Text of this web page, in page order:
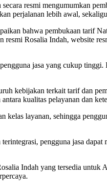
resmi mengumumkan
perjalanan lebih awal,
bahwa pembukaan tarif
resmi Rosalia Indah, website
jasa yang cukup
kebijakan terkait tarif dan
kualitas pelayanan dan
layanan, sehingga
pengguna jasa
Indah yang tersedia